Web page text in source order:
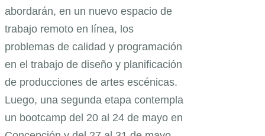
abordarán, en un nuevo espacio de
trabajo remoto en línea, los
problemas de calidad y programación
en el trabajo de diseño y planificación
de producciones de artes escénicas.
Luego, una segunda etapa contempla
un bootcamp del 20 al 24 de mayo en